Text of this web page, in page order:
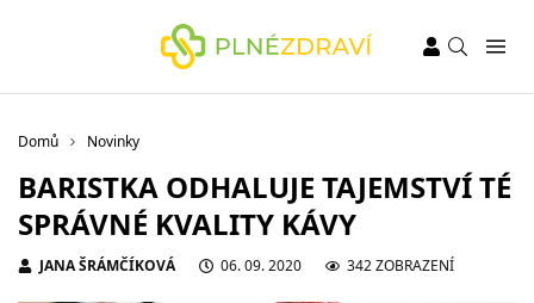
Domů Novinky
BARISTKA ODHALUJE TAJEMSTVÍ TÉ
SPRÁVNÉ KVALITY KÁVY
JANA ŠRÁMČÍKOVÁ 06. 09. 2020 342 ZOBRAZENÍ